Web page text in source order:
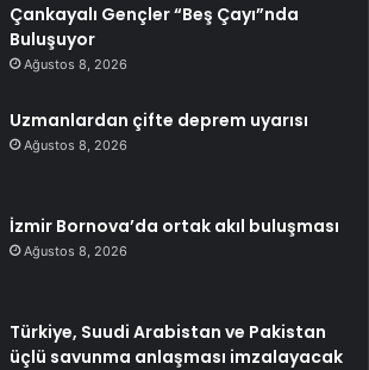
Çankayalı Gençler “Beş Çayı”nda
Buluşuyor
Ağustos 8, 2026
Uzmanlardan çifte deprem uyarısı
Ağustos 8, 2026
İzmir Bornova’da ortak akıl buluşması
Ağustos 8, 2026
Türkiye, Suudi Arabistan ve Pakistan
üçlü savunma anlaşması imzalayacak